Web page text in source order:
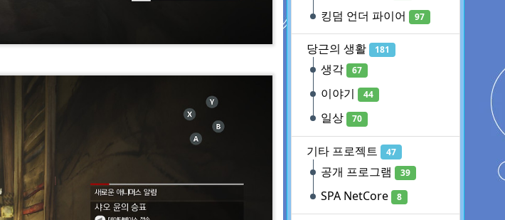
킹덤 언더 파이어 97
당근의 생활 181
생각 67
이야기 44
일상 70
기타 프로젝트 47
공개 프로그램 39
SPA NetCore 8